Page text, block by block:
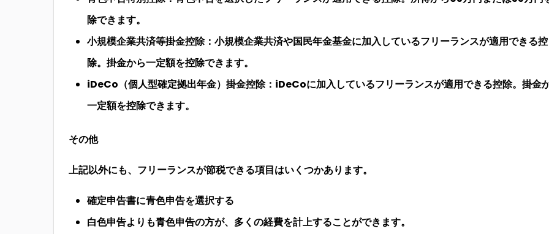
除できます。
小規模企業共済等掛金控除：小規模企業共済や国民年金基金に加入しているフリーランスが適用できる控
除。掛金から一定額を控除できます。
iDeCo（個人型確定拠出年金）掛金控除：iDeCoに加入しているフリーランスが適用できる控除。掛金
一定額を控除できます。
その他
上記以外にも、フリーランスが節税できる項目はいくつかあります。
確定申告書に青色申告を選択する
白色申告よりも青色申告の方が、多くの経費を計上することができます。